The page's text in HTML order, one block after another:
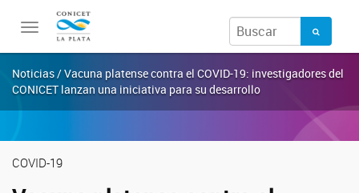
Toggle
navigation
Noticias / Vacuna platense contra el COVID-19: investigadores del
CONICET lanzan una iniciativa para su desarrollo
COVID-19